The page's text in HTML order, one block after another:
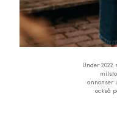
Under 2022
annonser
också